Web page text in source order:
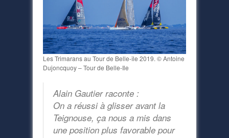
Les Trimarans au Tour de Belle-île 2019. © Antoine
Dujoncquoy – Tour de Belle-Ile
Alain Gautier raconte :
On a réussi à glisser avant la
Teignouse, ça nous a mis dans
une position plus favorable pour